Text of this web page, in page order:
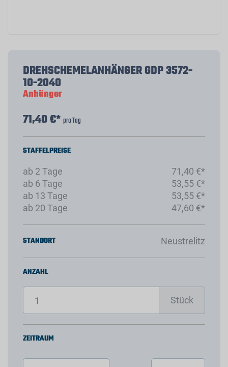
DREHSCHEMELANHÄNGER GDP 3572-
10-2040
Anhänger
71,40 €* pro Tag
STAFFELPREISE
ab 2 Tage
71,40 €*
ab 6 Tage
53,55 €*
ab 13 Tage
53,55 €*
ab 20 Tage
47,60 €*
STANDORT Neustrelitz
ANZAHL
Stück
ZEITRAUM